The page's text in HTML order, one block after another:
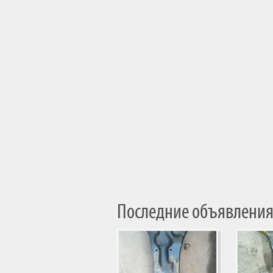
Последние